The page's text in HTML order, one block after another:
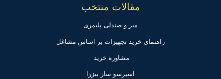
مقالات منتخب
میز و صندلی پلیمری
راهنمای خرید تجهیزات بر اساس مشاغل
مشاوره خرید
اسپرسو ساز بیزرا